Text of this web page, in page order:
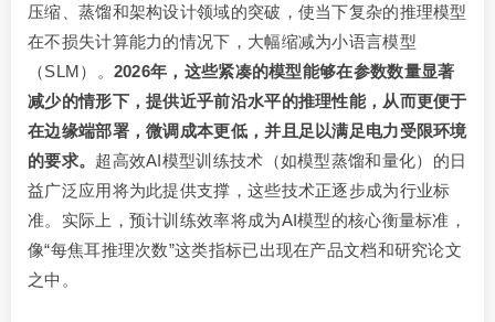
压缩、蒸馏和架构设计领域的突破，使当下复杂的推理模型
在不损失计算能力的情况下，大幅缩减为小语言模型
（SLM）。 2026年，这些紧凑的模型能够在参数数量显著
减少的情形下，提供近乎前沿水平的推理性能，从而更便于
在边缘端部署，微调成本更低，并且足以满足电力受限环境
的要求。 超高效AI模型训练技术（如模型蒸馏和量化）的日
益广泛应用将为此提供支撑，这些技术正逐步成为行业标
准。实际上，预计训练效率将成为AI模型的核心衡量标准，
像“每焦耳推理次数”这类指标已出现在产品文档和研究论文
之中。